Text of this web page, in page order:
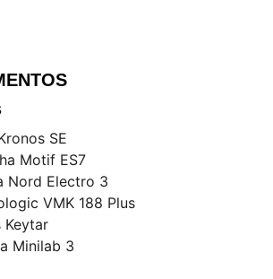
SE
Motif ES7
Nord Electro 3
VMK 188 Plus
Keytar
Minilab 3